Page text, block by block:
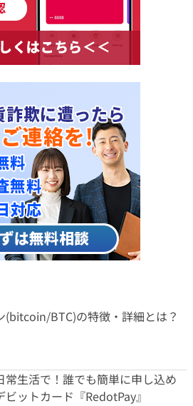
(bitcoin/BTC)の特徴・詳細とは？
常生活で！誰でも簡単に申し込め
ビットカード『RedotPay』